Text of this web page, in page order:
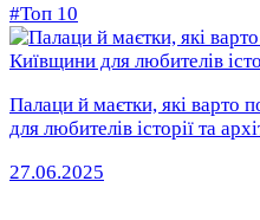
#Топ 10
Палаци й маєтки, які варто
для любителів історії та
27.06.2025